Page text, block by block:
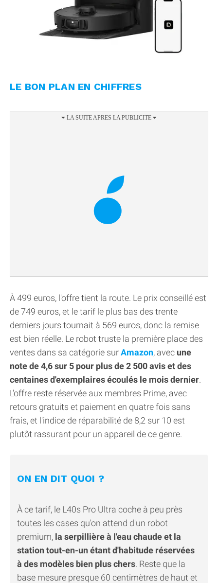
LE BON PLAN EN CHIFFRES
À 499 euros, l'offre tient la route. Le prix conseillé est
de 749 euros, et le tarif le plus bas des trente
derniers jours tournait à 569 euros, donc la remise
est bien réelle. Le robot truste la première place des
ventes dans sa catégorie surAmazon, avec une
note de 4,6 sur 5 pour plus de 2 500 avis et des
centaines d'exemplaires écoulés le mois dernier.
L'offre reste réservée aux membres Prime, avec
retours gratuits et paiement en quatre fois sans
frais, et l'indice de réparabilité de 8,2 sur 10 est
plutôt rassurant pour un appareil de ce genre.
ON EN DIT QUOI ?
À ce tarif, le L40s Pro Ultra coche à peu près
toutes les cases qu'on attend d'un robot
premium, la serpillière à l'eau chaude et la
station tout-en-un étant d'habitude réservées
à des modèles bien plus chers. Reste que la
base mesure presque 60 centimètres de haut et